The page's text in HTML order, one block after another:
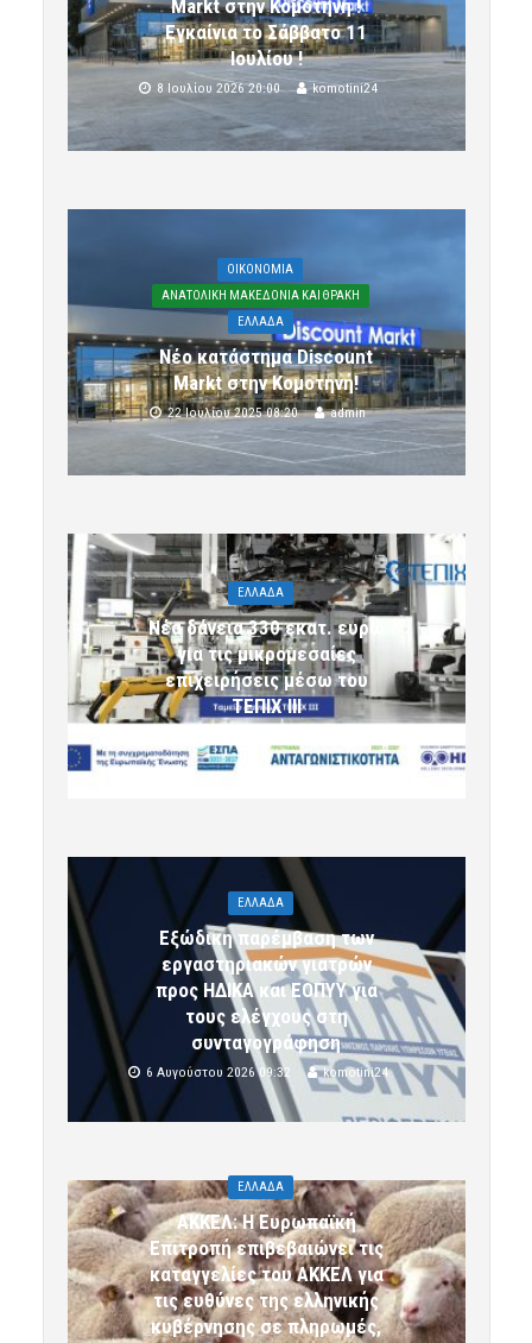
Markt στην Κομοτηνή !
Εγκαίνια το Σάββατο 11
Ιουλίου !
8 Ιουλίου 2026 20:00 komotini24
OIKONOMIA
ΑΝΑΤΟΛΙΚΗ ΜΑΚΕΔΟΝΙΑ ΚΑΙ ΘΡΑΚΗ
ΕΛΛΑΔΑ
Νέο κατάστημα Discount
Markt στην Κομοτηνή!
22 Ιουλίου 2025 08:20 admin
ΕΛΛΑΔΑ
Νέα δάνεια 330 εκατ. ευρώ
για τις μικρομεσαίες
επιχειρήσεις μέσω του
ΤΕΠΙΧ ΙΙΙ
ΕΛΛΑΔΑ
Εξώδικη παρέμβαση των
εργαστηριακών γιατρών
προς ΗΔΙΚΑ και ΕΟΠΥΥ για
τους ελέγχους στη
συνταγογράφηση
6 Αυγούστου 2026 09:32 komotini24
ΕΛΛΑΔΑ
ΑΚΚΕΛ: Η Ευρωπαϊκή
Επιτροπή επιβεβαιώνει τις
καταγγελίες του ΑΚΚΕΛ για
τις ευθύνες της ελληνικής
κυβέρνησης σε πληρωμές,